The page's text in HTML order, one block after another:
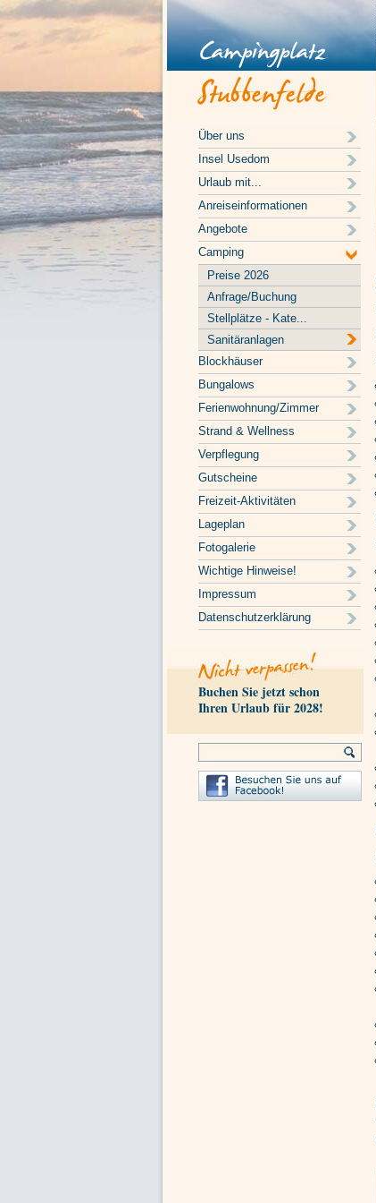
Über uns
Insel Usedom
Urlaub mit...
Anreiseinformationen
Angebote
Camping
Preise 2026
Anfrage/Buchung
Stellplätze - Kate...
Sanitäranlagen
Blockhäuser
Bungalows
Ferienwohnung/Zimmer
Strand & Wellness
Verpflegung
Gutscheine
Freizeit-Aktivitäten
Lageplan
Fotogalerie
Wichtige Hinweise!
Impressum
Datenschutzerklärung
Buchen Sie jetzt schon
Ihren Urlaub für 2028!